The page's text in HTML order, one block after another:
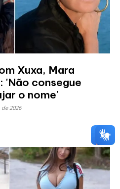
Xuxa, Mara
'Não consegue
o nome'
2026